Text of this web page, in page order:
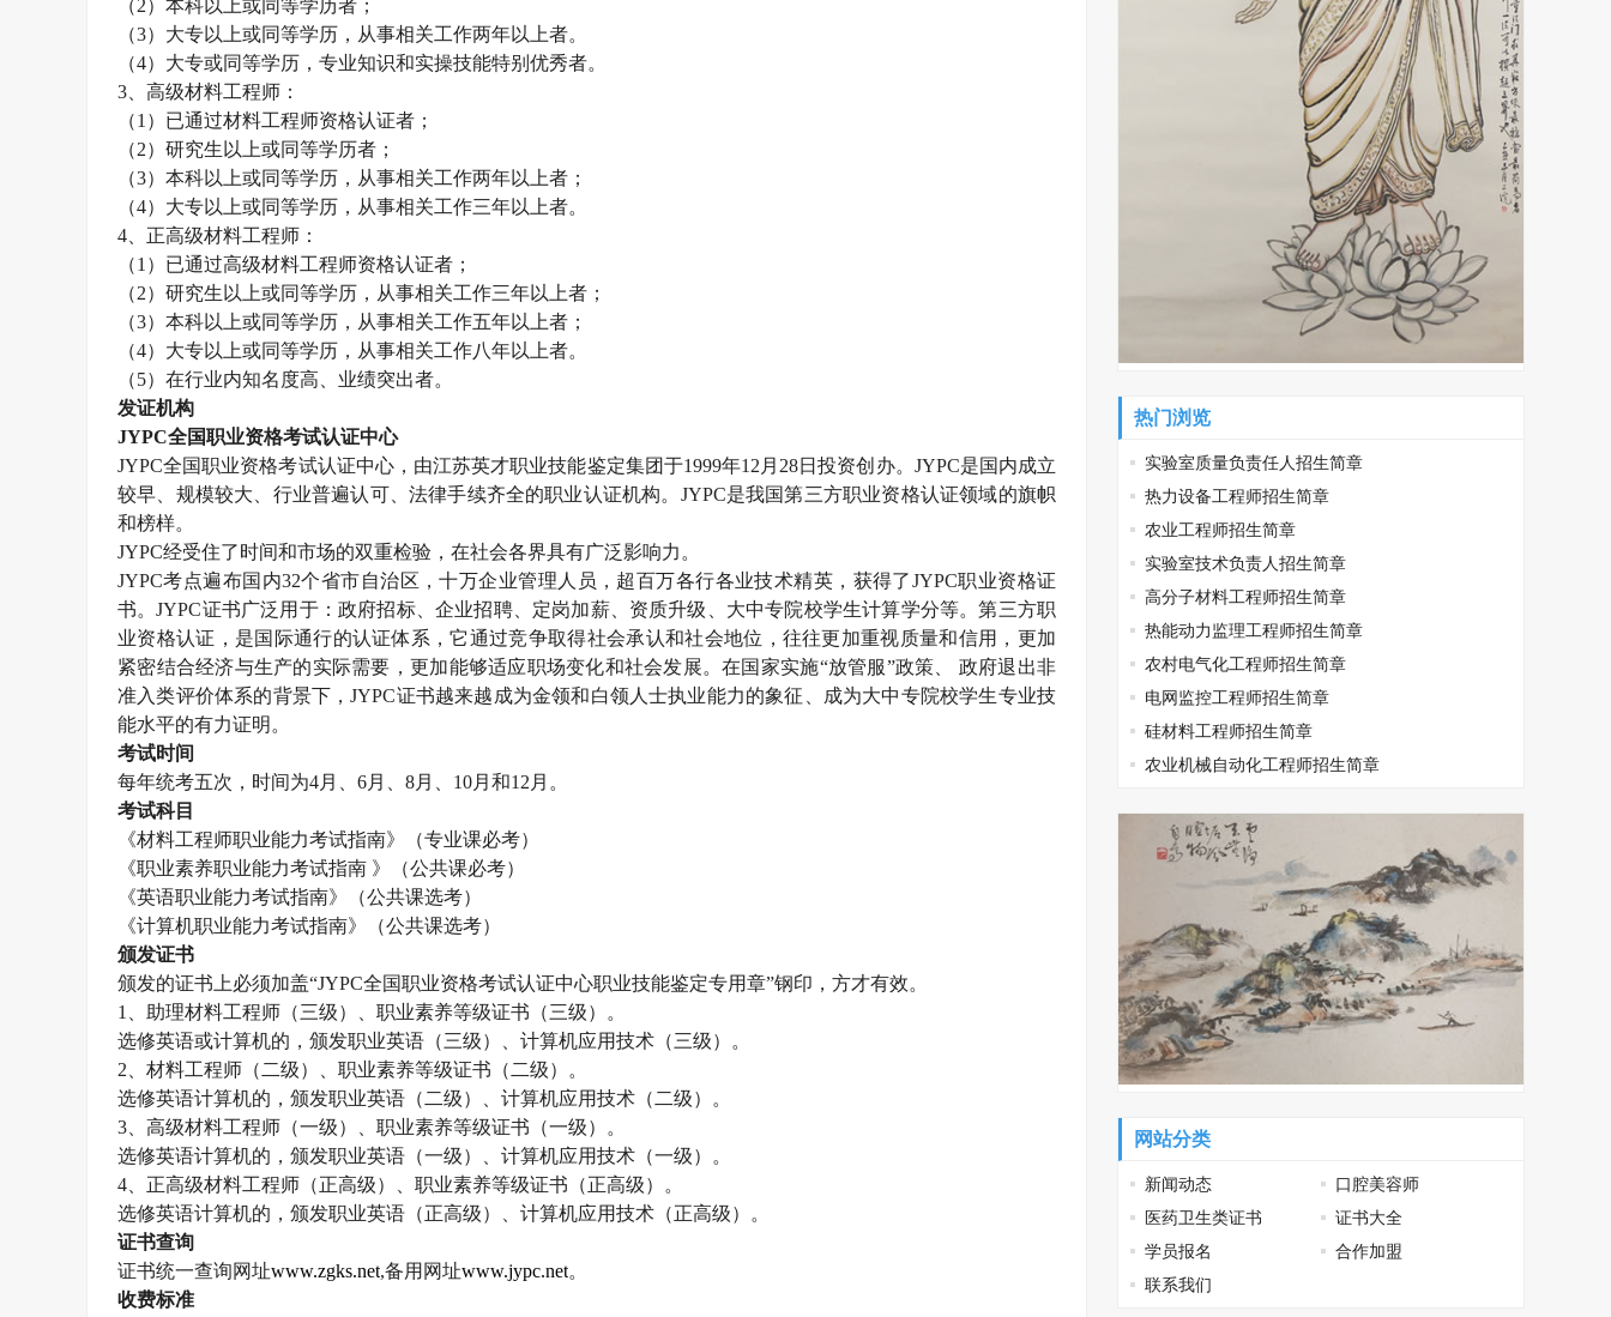
（ 2 ）本科以上或同等学历者；
（3）大专以上或同等学历，从事相关工作两年以上者。
（4）大专或同等学历，专业知识和实操技能特别优秀者。
3 、高级材料工程师：
（1 ）已通过材料工程师资格认证者；
（2）研究生以上或同等学历者；
（3）本科以上或同等学历，从事相关工作两年以上者；
（4）大专以上或同等学历，从事相关工作三年以上者。
4 、正高级材料工程师：
（1 ）已通过高级材料工程师资格认证者；
（2）研究生以上或同等学历，从事相关工作三年以上者；
（3）本科以上或同等学历，从事相关工作五年以上者；
（4）大专以上或同等学历，从事相关工作八年以上者。
（5）在行业内知名度高、业绩突出者。
发证机构
JYPC全国职业资格考试认证中心
JYPC全国职业资格考试认证中心，由江苏英才职业技能鉴定集团于1999年12 月 28日投资创办。 JYPC是国内成立
较早、规模较大、行业普遍认可、法律手续齐全的职业认证机构。 JYPC是我国第三方职业资格认证领域的旗帜
和榜样。
JYPC经受住了时间和市场的双重检验，在社会各界具有广泛影响力。
JYPC考点遍布国内32个省市自治区，十万企业管理人员，超百万各行各业技术精英，获得了JYPC职业资格证
书。JYPC证书广泛用于：政府招标、企业招聘、定岗加薪、资质升级、大中专院校学生计算学分等。第三方职
业资格认证，是国际通行的认证体系，它通过竞争取得社会承认和社会地位，往往更加重视质量和信用，更加
紧密结合经济与生产的实际需要，更加能够适应职场变化和社会发展。在国家实施“放管服”政策、 政府退出非
准入类评价体系的背景下，JYPC证书越来越成为金领和白领人士执业能力的象征、成为大中专院校学生专业技
能水平的有力证明。
考试时间
每年统考五次，时间为4月、 6月、 8月、 10月和12 月。
考试科目
《材料工程师职业能力考试指南》（专业课必考）
《职业素养职业能力考试指南 》（公共课必考）
《英语职业能力考试指南》（公共课选考）
《计算机职业能力考试指南》（公共课选考）
颁发证书
颁发的证书上必须加盖“JYPC全国职业资格考试认证中心职业技能鉴定专用章”钢印，方才有效。
1
、助理材料工程师（三级）、职业素养等级证书（三级）。
选修英语或计算机的，颁发职业英语（三级）、计算机应用技术（三级）。
2 、材料工程师（二级）、职业素养等级证书（二级）。
选修英语计算机的，颁发职业英语（二级）、计算机应用技术（二级）。
3 、高级材料工程师（一级）、职业素养等级证书（一级）。
选修英语计算机的，颁发职业英语（一级）、计算机应用技术（一级）。
4 、正高级材料工程师（正高级）、职业素养等级证书（正高级）。
选修英语计算机的，颁发职业英语（正高级）、计算机应用技术（正高级）。
证书查询
证书统一查询网址www.zgks.net,备用网址www.jypc.net。
收费标准
热门浏览
实验室质量负责任人招生简章
热力设备工程师招生简章
农业工程师招生简章
实验室技术负责人招生简章
高分子材料工程师招生简章
热能动力监理工程师招生简章
农村电气化工程师招生简章
电网监控工程师招生简章
硅材料工程师招生简章
农业机械自动化工程师招生简章
网站分类
新闻动态
口腔美容师
医药卫生类证书
证书大全
学员报名
合作加盟
联系我们